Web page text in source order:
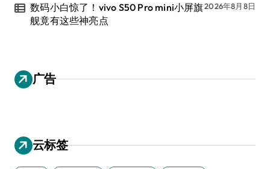
数码小白惊了！vivo S50 Pro mini小屏旗
舰竟有这些神亮点
2026年8月8日
广告
云标签